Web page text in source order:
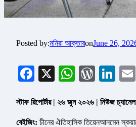
Posted by:মনিরা আক্তারonJune 26,
Facebook
X
স্টাফ রিপোর্টার | ২৬ জুন ২০২৬ | নিউজ চ্যানেল
বেইজিং: চীনের ঐতিহাসিক তিয়েনআনমেন